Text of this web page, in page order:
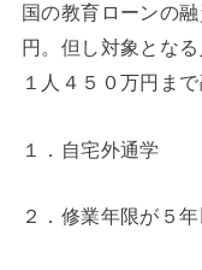
国の教育ローンの
円。但し対象とな
１人４５０万円ま
１．自宅外通学
２．修業年限が５